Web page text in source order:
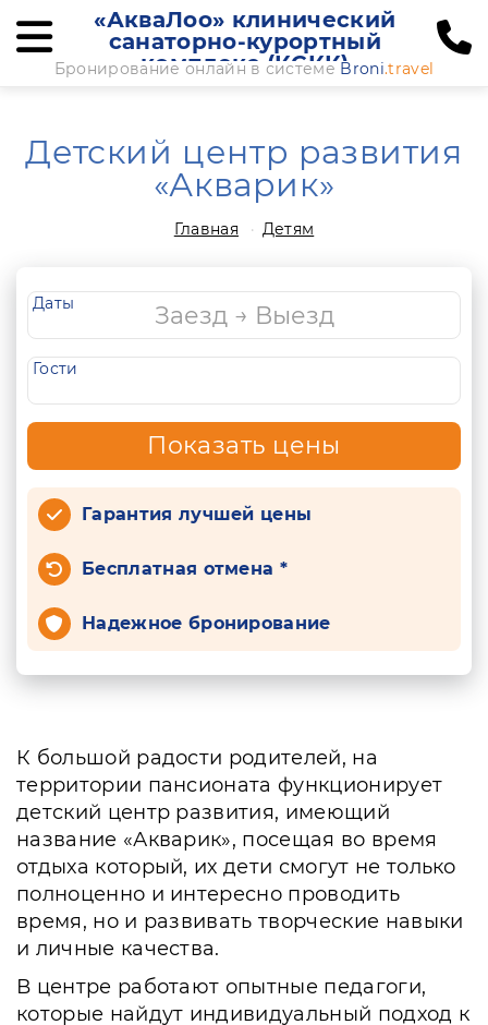
«АкваЛоо» клинический
санаторно-курортный
комплекс (КСКК)
Бронирование онлайн в системе Broni.travel
Детский центр развития
«Акварик»
Главная Детям
Даты
Гости
Показать цены
Гарантия лучшей цены
Бесплатная отмена *
Надежное бронирование
К большой радости родителей, на
территории пансионата функционирует
детский центр развития, имеющий
название «Акварик», посещая во время
отдыха который, их дети смогут не только
полноценно и интересно проводить
время, но и развивать творческие навыки
и личные качества.
В центре работают опытные педагоги,
которые найдут индивидуальный подход к